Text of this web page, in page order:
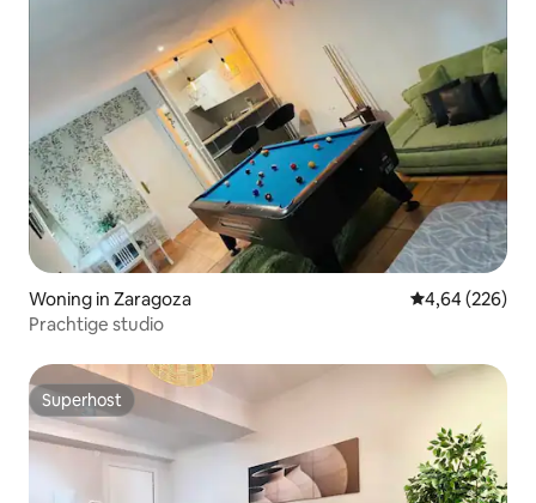
Woning in Zaragoza Gemiddelde
4,64 (226)
Prachtige studio
Superhost
Superhost